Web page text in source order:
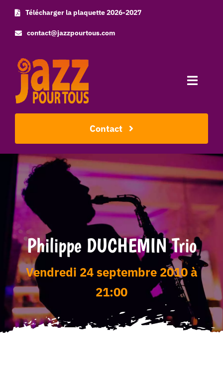
Skip
content
Télécharger la plaquette 2026-2027
contact@jazzpourtous.com
Toggle
Accueil
L’association
Les concerts
Photos
Tarifs
Contact
Philippe DUCHEMIN Trio
vendredi 24 septembre 2010 à
21:00